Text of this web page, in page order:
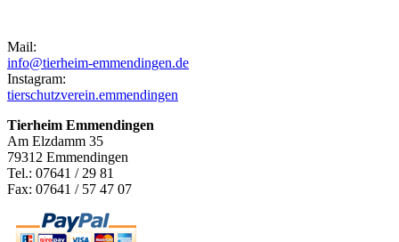
Mail:
info@tierheim-emmendingen.de
Instagram:
tierschutzverein.emmendingen
Tierheim Emmendingen
Am Elzdamm 35
79312 Emmendingen
Tel.: 07641 / 29 81
Fax: 07641 / 57 47 07